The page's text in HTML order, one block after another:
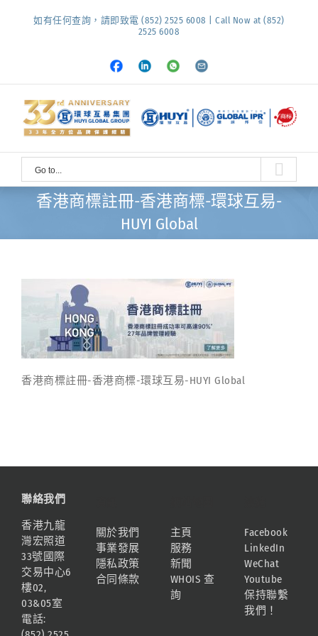
如有任何查詢，請即致電 (852) 2525 6008 | Call Now at (852)
2525 6008
Facebook
LinkedInWhatsapp
Email
Go to...
香港商標註冊-香港商標-環球互易-
HUYI Global
香港商標註冊-香港商標-環球互易-HUYI Global
聯絡我們
香港九龍
灣宏照道
33號國際
交易中心6
樓02,
03&05室
電話:
關於我們
事業發展
隱私政策
合同條款
主頁
服務
新聞
WHOIS 查
詢
Facebook
LinkedIn
WeChat
Youtube
保持聯繫
我們！